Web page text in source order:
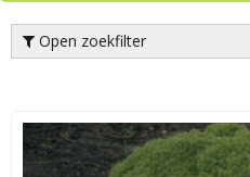
Open zoekfilter